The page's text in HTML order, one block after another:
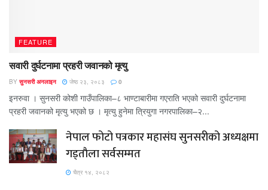
FEATURE
सवारी दुर्घटनामा प्रहरी जवानको मृत्यु
BY सुनसरी अनलाइन जेष्ठ २३, २०८३ 0
इनरुवा । सुनसरी कोशी गाउँपालिका–८ भाण्टाबारीमा गएराति भएको सवारी दुर्घटनामा
प्रहरी जवानको मृत्यु भएको छ । मृत्यु हुनेमा त्रियुगा नगरपालिका–२...
नेपाल फोटो पत्रकार महासंघ सुनसरीको अध्यक्षमा
गड्ताैला सर्वसम्मत
चैत्र १४, २०८२